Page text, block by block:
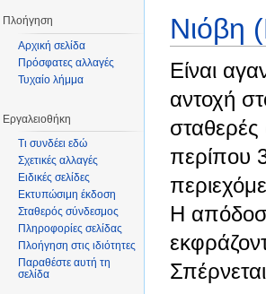
Νιόβη
Είναι
αντοχή
περίπου
Η
Πλοήγηση
Αρχική σελίδα
Πρόσφατες αλλαγές
Τυχαίο λήμμα
Εργαλειοθήκη
Τι συνδέει εδώ
Σχετικές αλλαγές
Ειδικές σελίδες
Εκτυπώσιμη έκδοση
Σταθερός σύνδεσμος
Πληροφορίες σελίδας
Πλοήγηση στις ιδιότητες
Παραθέστε αυτή τη
σελίδα